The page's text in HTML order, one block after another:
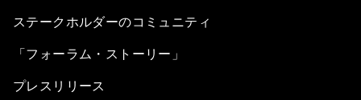
ステークホルダーのコミュニティ
「フォーラム・ストーリー」
プレスリリース